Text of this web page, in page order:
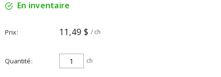
En inventaire
Prix 11,49 $ / ch
Quantité ch